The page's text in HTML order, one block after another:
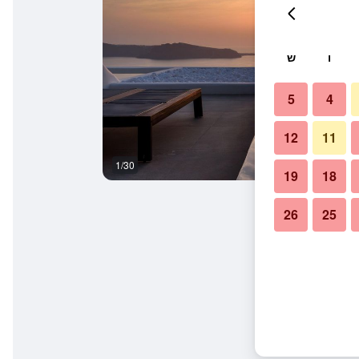
1/30
ו ש
4
5
11
12
18
19
25
26